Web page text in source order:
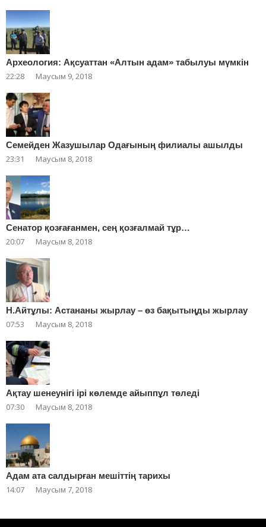
Археология: Ақсуаттан «Алтын адам» табылуы мүмкін
22:28 Маусым 9, 2018
Cемейден Жазушылар Одағының филиалы ашылды
23:31 Маусым 8, 2018
Сенатор қозғағанмен, сең қозғалмай тұр…
20:07 Маусым 8, 2018
Н.Айтұлы: Астананы жырлау – өз бақытыңды жырлау
07:53 Маусым 8, 2018
Ақтау шенеунігі ірі көлемде айыппұл төледі
07:30 Маусым 8, 2018
Адам ата салдырған мешіттің тарихы
14:07 Маусым 7, 2018